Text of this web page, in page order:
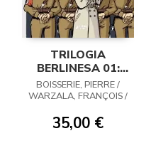
TRILOGIA
BERLINESA 01:
VIOLETAS DE
MARZO
BOISSERIE, PIERRE /
WARZALA, FRANÇOIS /
35,00 €